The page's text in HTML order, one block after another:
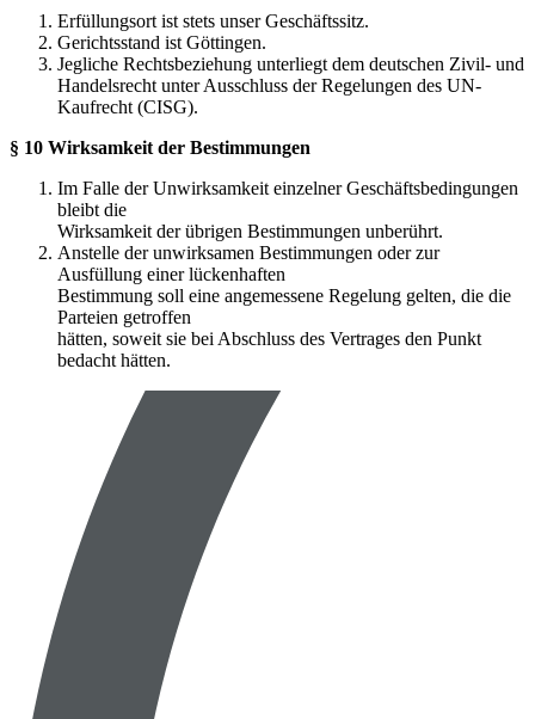
Erfüllungsort ist stets unser Geschäftssitz.
Gerichtsstand ist Göttingen.
Jegliche Rechtsbeziehung unterliegt dem deutschen Zivil- und
Handelsrecht unter Ausschluss der Regelungen des UN-
Kaufrecht (CISG).
§ 10 Wirksamkeit der Bestimmungen
Im Falle der Unwirksamkeit einzelner Geschäftsbedingungen
bleibt die
Wirksamkeit der übrigen Bestimmungen unberührt.
Anstelle der unwirksamen Bestimmungen oder zur
Ausfüllung einer lückenhaften
Bestimmung soll eine angemessene Regelung gelten, die die
Parteien getroffen
hätten, soweit sie bei Abschluss des Vertrages den Punkt
bedacht hätten.